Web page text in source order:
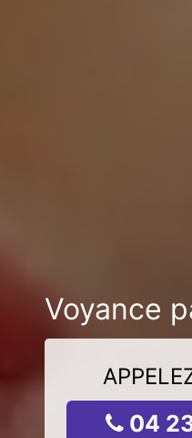
Voyance
04